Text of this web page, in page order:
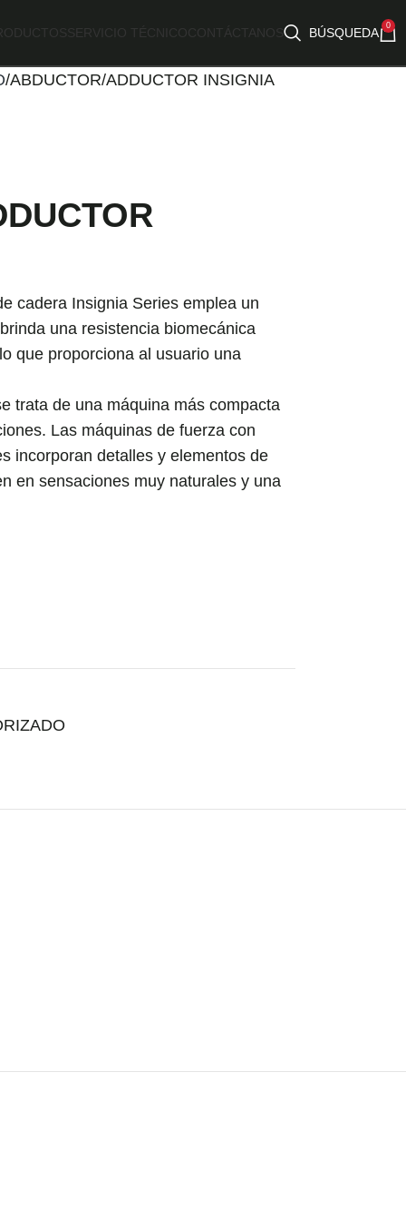
SERVICIO TÉCNICO CONTÁCTANOS BÚSQUEDA 0
ABDUCTOR/ADDUCTOR INSIGNIA
cadera Insignia Series emplea un
una resistencia biomecánica
que proporciona al usuario una
trata de una máquina más compacta
Las máquinas de fuerza con
incorporan detalles y elementos de
en sensaciones muy naturales y una